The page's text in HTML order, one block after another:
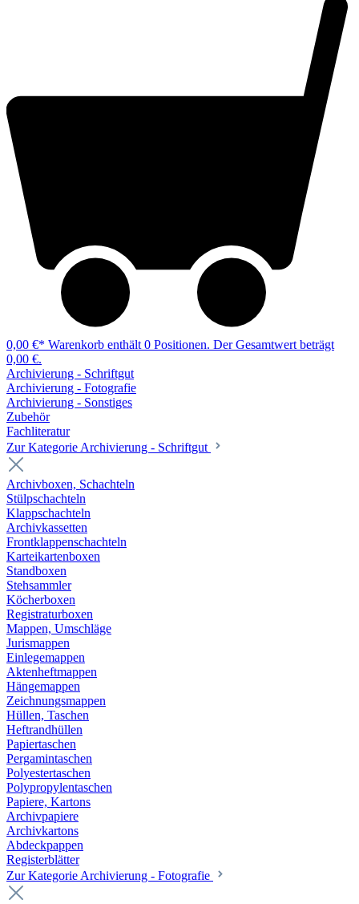
0,00 €* Warenkorb enthält 0 Positionen. Der Gesamtwert beträgt
0,00 €.
Archivierung - Schriftgut
Archivierung - Fotografie
Archivierung - Sonstiges
Zubehör
Fachliteratur
Zur Kategorie Archivierung - Schriftgut
Archivboxen, Schachteln
Stülpschachteln
Klappschachteln
Archivkassetten
Frontklappenschachteln
Karteikartenboxen
Standboxen
Stehsammler
Köcherboxen
Registraturboxen
Mappen, Umschläge
Jurismappen
Einlegemappen
Aktenheftmappen
Hängemappen
Zeichnungsmappen
Hüllen, Taschen
Heftrandhüllen
Papiertaschen
Pergamintaschen
Polyestertaschen
Polypropylentaschen
Papiere, Kartons
Archivpapiere
Archivkartons
Abdeckpappen
Registerblätter
Zur Kategorie Archivierung - Fotografie